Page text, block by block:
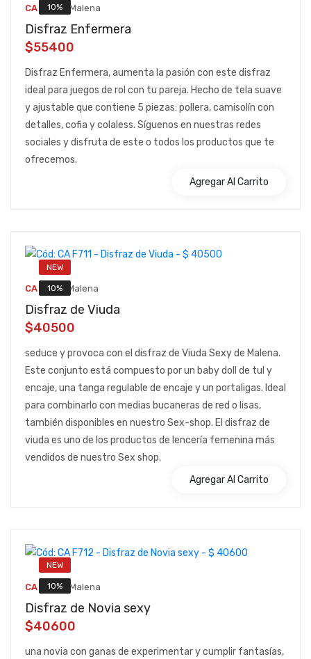
10%
CA F701:: Malena
Disfraz Enfermera
$55400
Disfraz Enfermera, aumenta la pasión con este disfraz
ideal para juegos de rol con tu pareja. Hecho de tela suave
y ajustable que contiene 5 piezas: pollera, camisolín con
detalles, cofia y colaless. Síguenos en nuestras redes
sociales y disfruta de este o todos los productos que te
ofrecemos.
Agregar Al Carrito
NEW
10%
CA F711:: Malena
Disfraz de Viuda
$40500
seduce y provoca con el disfraz de Viuda Sexy de Malena.
Este conjunto está compuesto por un baby doll de tul y
encaje, una tanga regulable de encaje y un portaligas. Ideal
para combinarlo con medias bucaneras de red o lisas,
también disponibles en nuestro Sex-shop. El disfraz de
viuda es uno de los productos de lencería femenina más
vendidos de nuestro Sex shop.
Agregar Al Carrito
NEW
10%
CA F712:: Malena
Disfraz de Novia sexy
$40600
una novia con ganas de experimentar y cumplir fantasías,